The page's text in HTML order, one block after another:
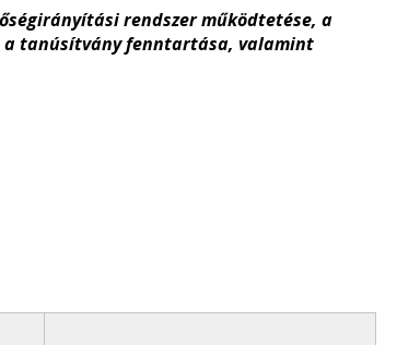
rendszer működtetése, a
a tanúsítvány fenntartása, valamint